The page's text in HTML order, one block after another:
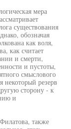
мера
существования
обозначая
как воля,
как считает
и смерти,
и пустоты,
смыслового
некоторый резерв
сторону - к
и
также